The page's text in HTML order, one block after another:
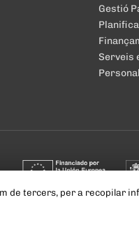
Gestió
Serveis
de tercers, per a recopilar